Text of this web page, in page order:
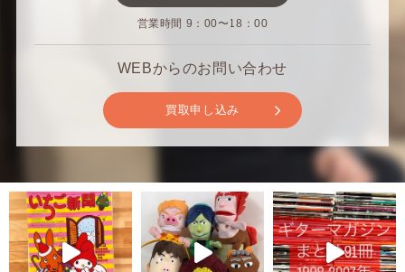
営業時間 9：00〜18：00
WEBからのお問い合わせ
買取申し込み